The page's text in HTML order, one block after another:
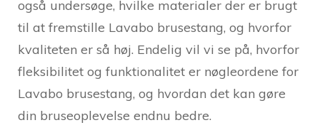
også undersøge, hvilke materialer der er brugt
til at fremstille Lavabo brusestang, og hvorfor
kvaliteten er så høj. Endelig vil vi se på, hvorfor
fleksibilitet og funktionalitet er nøgleordene for
Lavabo brusestang, og hvordan det kan gøre
din bruseoplevelse endnu bedre.